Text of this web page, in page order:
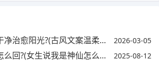
治愈阳光?(古风文案温柔治愈) 2026-03-05
回?(女生说我是神仙怎么回) 2025-08-12